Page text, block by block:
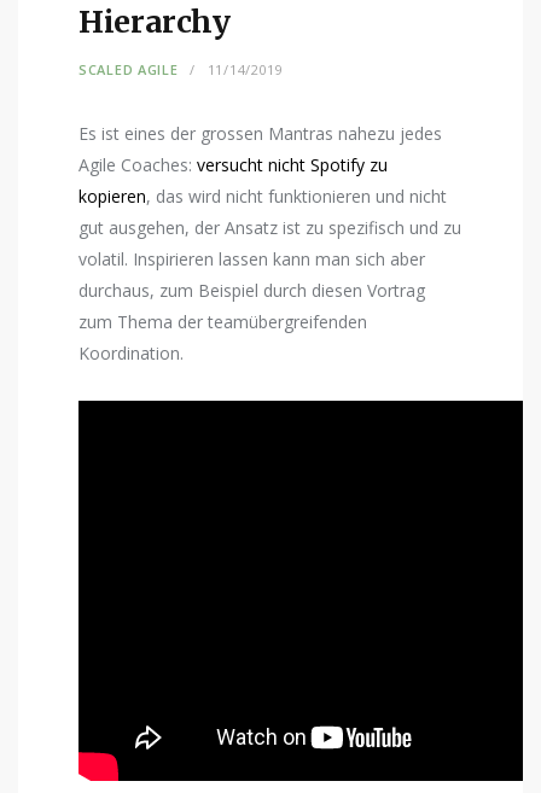
Hierarchy
SCALED AGILE 11/14/2019
Es ist eines der grossen Mantras nahezu jedes
Agile Coaches: versucht nicht Spotify zu
kopieren, das wird nicht funktionieren und nicht
gut ausgehen, der Ansatz ist zu spezifisch und zu
volatil. Inspirieren lassen kann man sich aber
durchaus, zum Beispiel durch diesen Vortrag
zum Thema der teamübergreifenden
Koordination.